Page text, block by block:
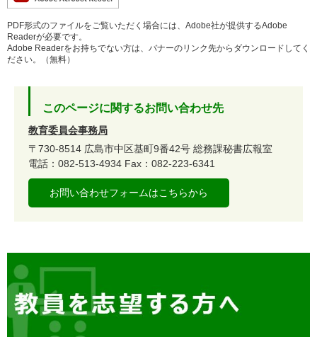
PDF形式のファイルをご覧いただく場合には、Adobe社が提供するAdobe
Readerが必要です。
Adobe Readerをお持ちでない方は、バナーのリンク先からダウンロードしてく
ださい。（無料）
このページに関するお問い合わせ先
教育委員会事務局
〒730-8514 広島市中区基町9番42号 総務課秘書広報室
電話：082-513-4934 Fax：082-223-6341
お問い合わせフォームはこちらから